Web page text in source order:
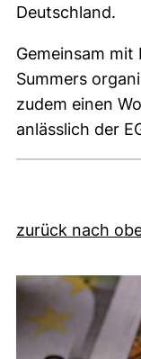
Deutschland.
Gemeinsam
Summers
zudem einen
anlässlich der
zurück nach